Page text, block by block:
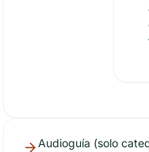
Audioguía (solo